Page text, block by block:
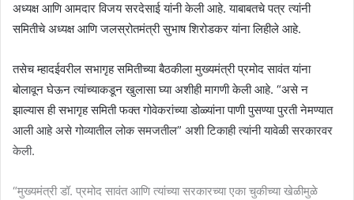
अध्यक्ष आणि आमदार विजय सरदेसाई यांनी केली आहे. याबाबतचे पत्र त्यांनी
समितीचे अध्यक्ष आणि जलस्रोतमंत्री सुभाष शिरोडकर यांना लिहीले आहे.
तसेच म्हादईवरील सभागृह समितीच्या बैठकीला मुख्यमंत्री प्रमोद सावंत यांना
बोलावून घेऊन त्यांच्याकडून खुलासा घ्या अशीही मागणी केली आहे. “असे न
झाल्यास ही सभागृह समिती फक्त गोवेकरांच्या डोळ्यांना पाणी पुसण्या पुरती नेमण्यात
आली आहे असे गोव्यातील लोक समजतील” अशी टिकाही त्यांनी यावेळी सरकारवर
केली.
“मुख्यमंत्री डॉ. प्रमोद सावंत आणि त्यांच्या सरकारच्या एका चुकीच्या खेळीमुळे